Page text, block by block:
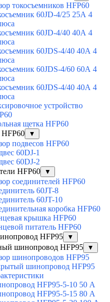
токосъемников HFP60
60JD-4/25 25А 4
60JD-4/40 40А 4
60JDS-4/40 40А 4
60JDS-4/60 60А 4
60JDS-4/40 40А 4
устройство
щетка HFP60
▼
подвесов HFP60
60DJ-1
60DJ-2
HFP60
▼
соединителей HFP60
60JT-8
60JT-10
коробка HFP60
крышка HFP60
питатель HFP60
HFP95
▼
шинопровод HFP95 ▼
шинопроводов HFP95
шинопровод HFP95
HFP95-5-10 50 А
HFP95-5-15 80 А